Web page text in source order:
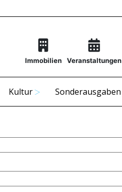
Immobilien Veranstaltungen
Kultur Sonderausgaben